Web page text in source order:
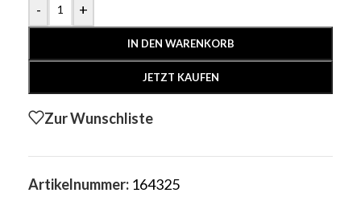
- +
IN DEN WARENKORB
JETZT KAUFEN
Zur Wunschliste
Artikelnummer: 164325